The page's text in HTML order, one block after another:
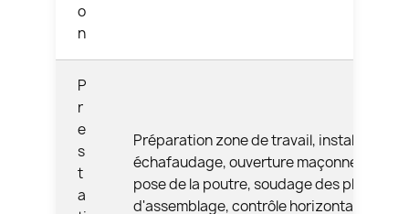
o
n
P
r
e
s
t
a
Préparation zone de travail, installation
échafaudage, ouverture maçonnerie,
pose de la poutre, soudage des plaques
d'assemblage, contrôle horizontalité,